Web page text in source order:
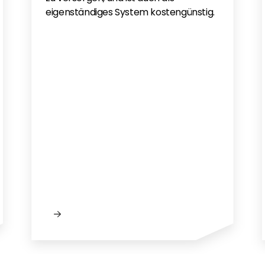
eigenständiges System kostengünstig.